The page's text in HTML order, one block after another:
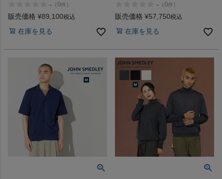
ビジネス
もっと見る
インフィット INFIT
サックス SAXX
SMEDLEY Eco Cashmere
Jumper
- （0件 ）
販売価格 ¥89,100税込
在庫を見る
Adjustable Jacket アウトレット
セール
- （0件 ）
販売価格 ¥57,750税込
在庫を見る